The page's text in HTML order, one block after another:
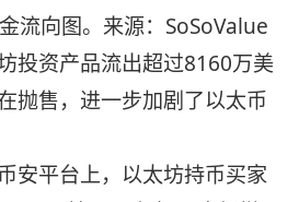
流向图。来源：SoSoValue
投资产品流出超过8160万美
抛售，进一步加剧了以太币
安平台上，以太坊持币买家